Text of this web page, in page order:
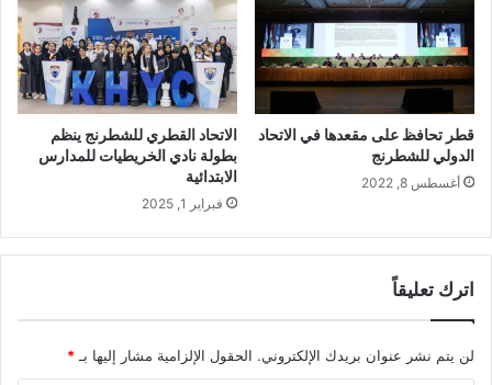
قطر تحافظ على مقعدها في الاتحاد
الدولي للشطرنج
أغسطس 8, 2022
الاتحاد القطري للشطرنج ينظم
بطولة نادي الخريطيات للمدارس
الابتدائية
فبراير 1, 2025
اترك تعليقاً
لن يتم نشر عنوان بريدك الإلكتروني. الحقول الإلزامية مشار إليها بـ*